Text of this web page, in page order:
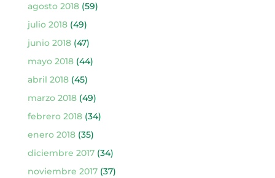
agosto 2018(59)
julio 2018(49)
junio 2018(47)
mayo 2018(44)
abril 2018(45)
marzo 2018(49)
febrero 2018(34)
enero 2018(35)
diciembre 2017(34)
noviembre 2017(37)